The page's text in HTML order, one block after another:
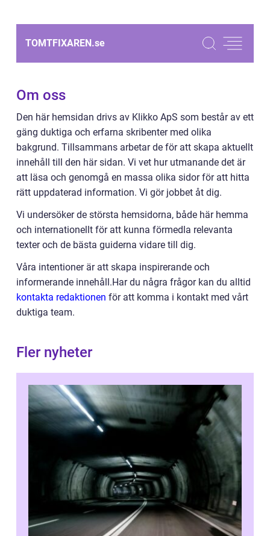
TOMTFIXAREN.se
Om oss
Den här hemsidan drivs av Klikko ApS som består av ett
gäng duktiga och erfarna skribenter med olika
bakgrund. Tillsammans arbetar de för att skapa aktuellt
innehåll till den här sidan. Vi vet hur utmanande det är
att läsa och genomgå en massa olika sidor för att hitta
rätt uppdaterad information. Vi gör jobbet åt dig.
Vi undersöker de största hemsidorna, både här hemma
och internationellt för att kunna förmedla relevanta
texter och de bästa guiderna vidare till dig.
Våra intentioner är att skapa inspirerande och
informerande innehåll.Har du några frågor kan du alltid
kontakta redaktionen för att komma i kontakt med vårt
duktiga team.
Fler nyheter